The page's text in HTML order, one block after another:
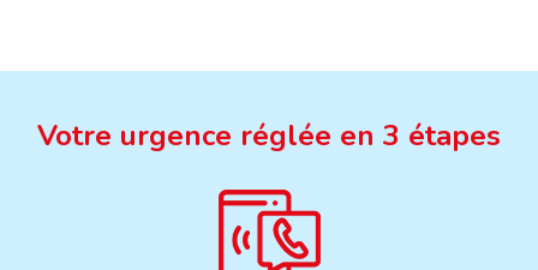
Votre urgence réglée en 3 étapes